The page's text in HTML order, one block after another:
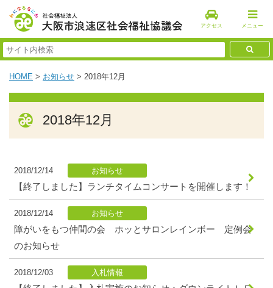
アクセス メニュー
HOME > お知らせ > 2018年12月
2018年12月
2018/12/14 お知らせ
【終了しました】ランチタイムコンサートを開催します！
2018/12/14 お知らせ
障がいをもつ仲間の会 ホッとサロンレインボー 定例会
のお知らせ
2018/12/03 入札情報